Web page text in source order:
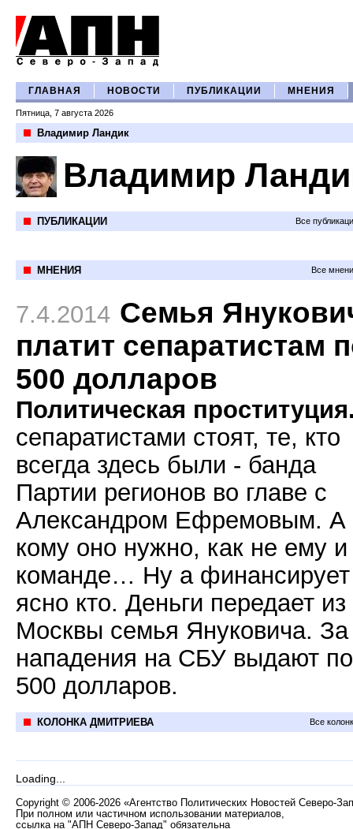
ГЛАВНАЯ НОВОСТИ ПУБЛИКАЦИИ МНЕНИЯ
Пятница, 7 августа 2026
Владимир Ландик
Владимир
ПУБЛИКАЦИИ Все
МНЕНИЯ Все
7.4.2014 Семья
платит сепаратистам
500 долларов
Политическая
сепаратистами стоят, те, кто
всегда здесь были - банда
Партии регионов во главе с
Александром Ефремовым. А
кому оно нужно, как не ему и
команде… Ну а финансирует
ясно кто. Деньги передает из
Москвы семья Януковича. За
нападения на СБУ выдают по
500 долларов.
КОЛОНКА ДМИТРИЕВА Все
Loading...
Copyright © 2006-2026 «Агентство Политических Новостей Северо-
При полном или частичном использовании материалов,
ссылка на "АПН Северо-Запад" обязательна